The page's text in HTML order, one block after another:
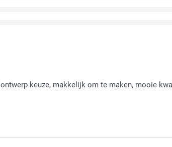
keuze, makkelijk om te maken, mooie